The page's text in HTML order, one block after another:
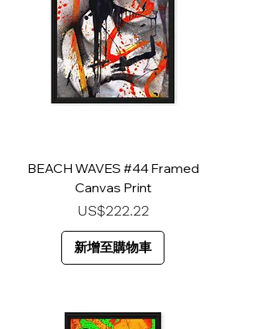
BEACH WAVES #44 Framed
Canvas Print
價格
US$222.22
新增至購物車